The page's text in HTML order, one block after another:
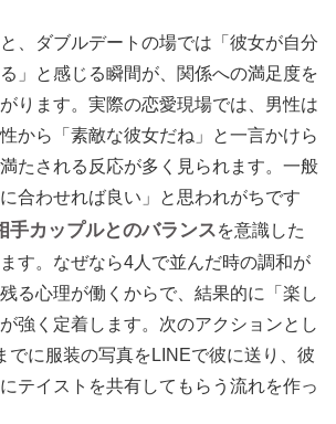
、ダブルデートの場では「彼女が自分
」と感じる瞬間が、関係への満足度を
ります。実際の恋愛現場では、男性は
から「素敵な彼女だね」と一言かけら
たされる反応が多く見られます。一般
合わせれば良い」と思われがちです
手カップルとのバランスを意識した
す。なぜなら4人で並んだ時の調和が
る心理が働くからで、結果的に「楽し
強く定着します。次のアクションとし
でに服装の写真をLINEで彼に送り、彼
テイストを共有してもらう流れを作っ